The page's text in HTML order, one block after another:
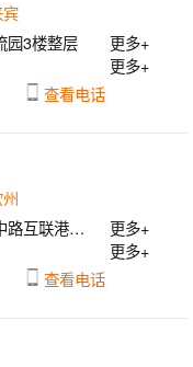
园3楼整层
更多+
更多+
查看电话
物流园A栋
更多+
更多+
查看电话